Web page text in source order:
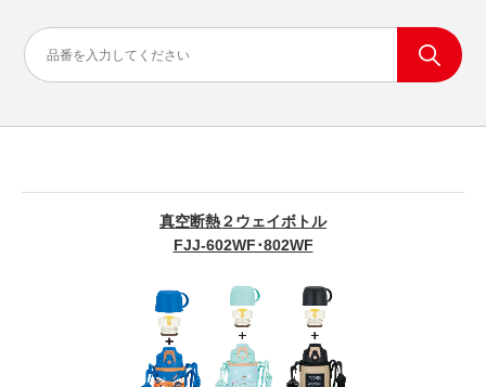
真空断熱２ウェイボトル
FJJ-602WF･802WF